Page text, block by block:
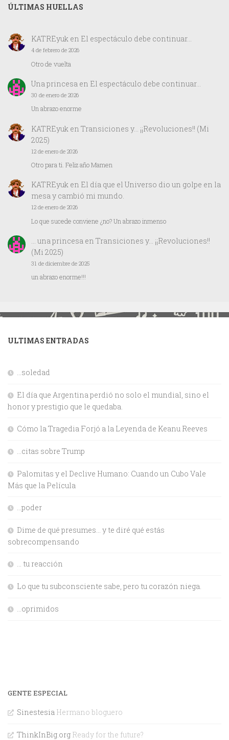
ÚLTIMAS HUELLAS
KATREyuken El espectáculo debe continuar…
4 de febrero de 2026
Otro de vuelta
Una princesaen El espectáculo debe continuar…
30 de enero de 2026
Un abrazo enorme
KATREyuk en Transiciones y… ¡¡Revoluciones!! (Mi
2025)
12 de enero de 2026
Otro para ti. Feliz año Mamen
KATREyuken El día que el Universo dio un golpe en la
mesa y cambió mi mundo.
12 de enero de 2026
Lo que sucede conviene ¿no? Un abrazo inmenso
… una princesaen Transiciones y… ¡¡Revoluciones!!
(Mi 2025)
31 de diciembre de 2025
un abrazo enorme!!!
ULTIMAS ENTRADAS
…soledad
El día que Argentina perdió no solo el mundial, sino el
honor y prestigio que le quedaba.
Cómo la Tragedia Forjó a la Leyenda de Keanu Reeves
…citas sobre Trump
Palomitas y el Declive Humano: Cuando un Cubo Vale
Más que la Película
…poder
Dime de qué presumes… y te diré qué estás
sobrecompensando
… tu reacción
Lo que tu subconsciente sabe, pero tu corazón niega.
…oprimidos
GENTE ESPECIAL
Sinestesia Hermano bloguero
ThinkInBig.org Ready for the future?